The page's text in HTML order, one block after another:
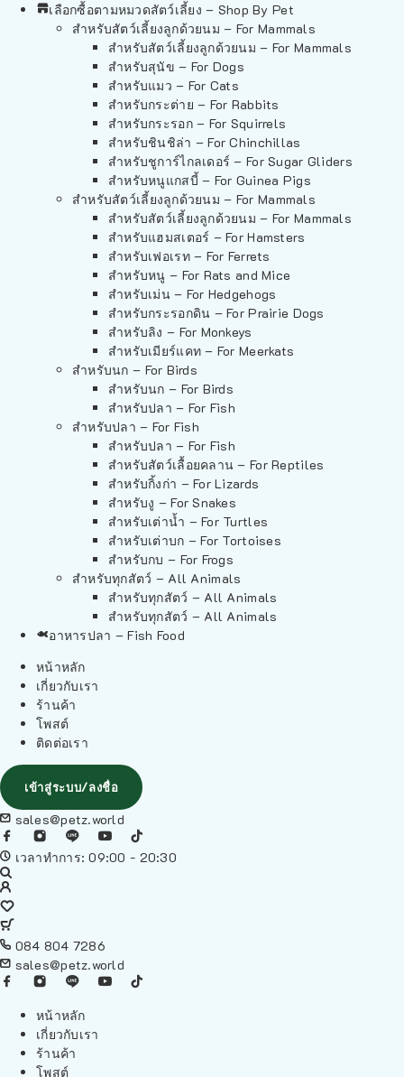
เลือกซื้อตามหมวดสัตว์เลี้ยง – Shop By Pet
สำหรับสัตว์เลี้ยงลูกด้วยนม – For Mammals
สำหรับสัตว์เลี้ยงลูกด้วยนม – For Mammals
สำหรับสุนัข – For Dogs
สำหรับแมว – For Cats
สำหรับกระต่าย – For Rabbits
สำหรับกระรอก – For Squirrels
สำหรับชินชิล่า – For Chinchillas
สำหรับชูการ์ไกลเดอร์ – For Sugar Gliders
สำหรับหนูแกสบี้ – For Guinea Pigs
สำหรับสัตว์เลี้ยงลูกด้วยนม – For Mammals
สำหรับสัตว์เลี้ยงลูกด้วยนม – For Mammals
สำหรับแฮมสเตอร์ – For Hamsters
สำหรับเฟอเรท – For Ferrets
สำหรับหนู – For Rats and Mice
สำหรับเม่น – For Hedgehogs
สำหรับกระรอกดิน – For Prairie Dogs
สำหรับลิง – For Monkeys
สำหรับเมียร์แคท – For Meerkats
สำหรับนก – For Birds
สำหรับนก – For Birds
สำหรับปลา – For Fish
สำหรับปลา – For Fish
สำหรับปลา – For Fish
สำหรับสัตว์เลื้อยคลาน – For Reptiles
สำหรับกิ้งก่า – For Lizards
สำหรับงู – For Snakes
สำหรับเต่าน้ำ – For Turtles
สำหรับเต่าบก – For Tortoises
สำหรับกบ – For Frogs
สำหรับทุกสัตว์ – All Animals
สำหรับทุกสัตว์ – All Animals
สำหรับทุกสัตว์ – All Animals
อาหารปลา – Fish Food
หน้าหลัก
เกี่ยวกับเรา
ร้านค้า
โพสต์
ติดต่อเรา
เข้าสู่ระบบ/ลงชื่อ
sales@petz.world
เวลาทำการ: 09:00 - 20:30
084 804 7286
sales@petz.world
หน้าหลัก
เกี่ยวกับเรา
ร้านค้า
โพสต์